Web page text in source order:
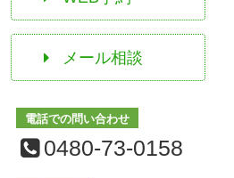
メール相談
電話での問い合わせ
0480-73-0158